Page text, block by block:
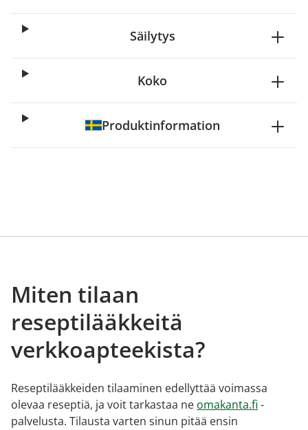
Säilytys
Koko
Produktinformation
Miten tilaan
reseptilääkkeitä
verkkoapteekista?
Reseptilääkkeiden tilaaminen edellyttää voimassa
olevaa reseptiä, ja voit tarkastaa ne omakanta.fi -
palvelusta. Tilausta varten sinun pitää ensin